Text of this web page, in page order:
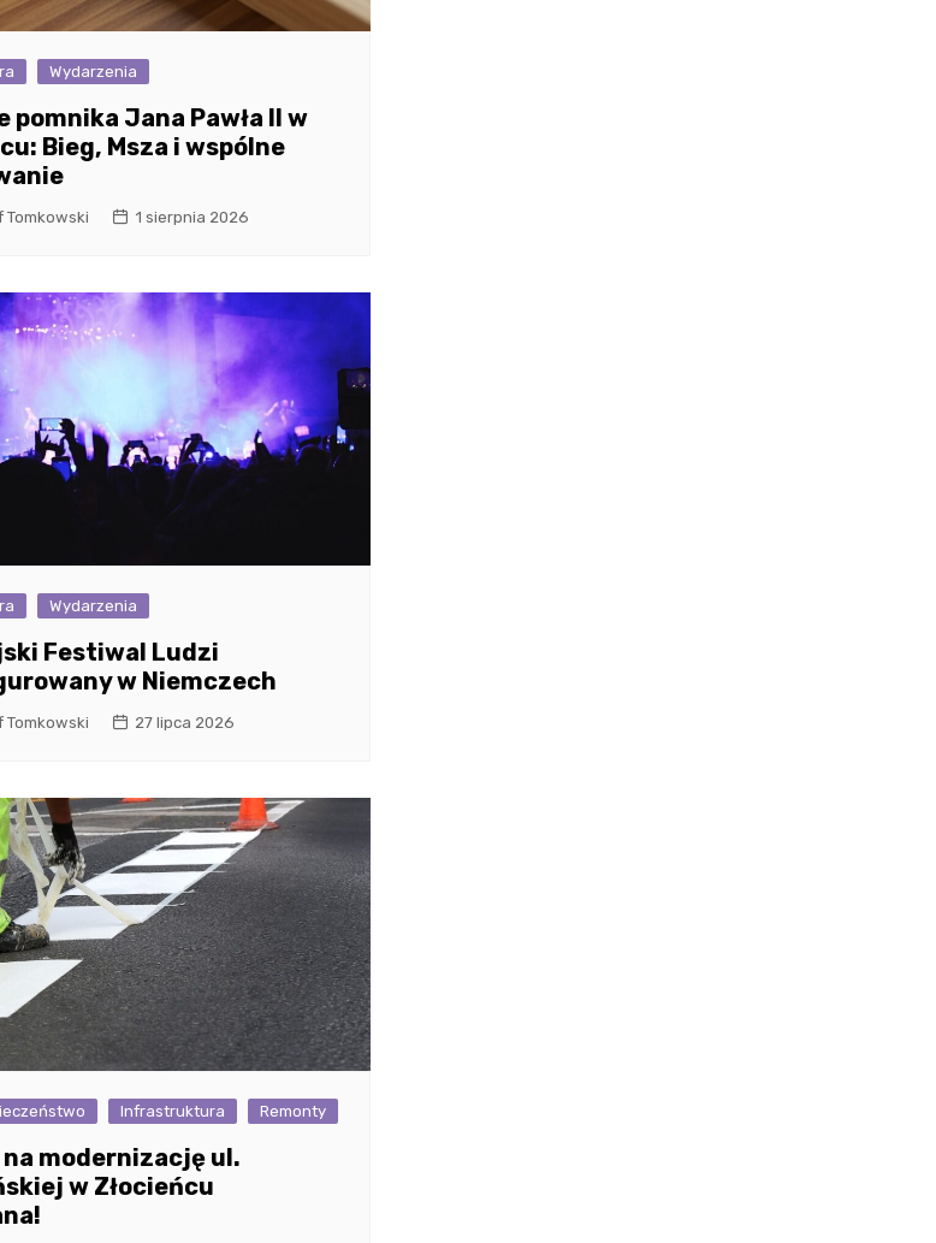
Wydarzenia
pomnika Jana Pawła II w
Bieg, Msza i wspólne
Tomkowski 1 sierpnia 2026
Wydarzenia
Festiwal Ludzi
w Niemczech
Tomkowski 27 lipca 2026
Infrastruktura Remonty
na modernizację ul.
w Złocieńcu